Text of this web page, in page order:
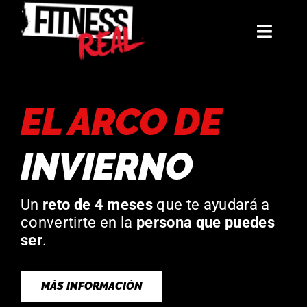
Saltar
Libros
Reto: El Arco de Invierno
La Hermandad
Contacto
EL ARCO DE
INVIERNO
Un reto de 4 mesesque te ayudará a
convertirte en la persona que puedes
ser.
MÁS INFORMACIÓN